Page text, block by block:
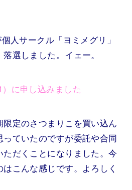
人サークル「ヨミメグリ」
選しました。イェー。
に申し込みました
定のさつまりこを買い込ん
ていたのですが委託や合同
だくことになりました。今
こんな感じです。よろしく